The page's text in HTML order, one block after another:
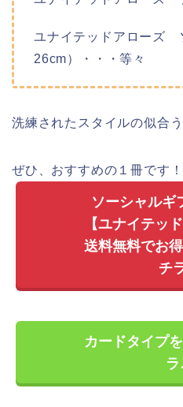
ユナイテッドアローズ
26cm）・・・等々
洗練されたスタイルの似合
ぜひ、おすすめの１冊です！
ソーシャルギ
【ユナイテッ
送料無料でお
チ
カードタイプ
ラ